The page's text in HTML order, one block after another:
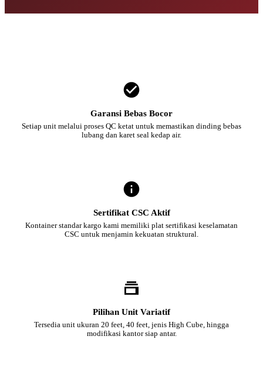
Garansi Bebas Bocor
Setiap unit melalui proses QC ketat untuk memastikan dinding bebas
lubang dan karet seal kedap air.
Sertifikat CSC Aktif
Kontainer standar kargo kami memiliki plat sertifikasi keselamatan
CSC untuk menjamin kekuatan struktural.
Pilihan Unit Variatif
Tersedia unit ukuran 20 feet, 40 feet, jenis High Cube, hingga
modifikasi kantor siap antar.